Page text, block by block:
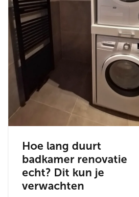
Hoe lang duurt
badkamer renovatie
echt? Dit kun je
verwachten